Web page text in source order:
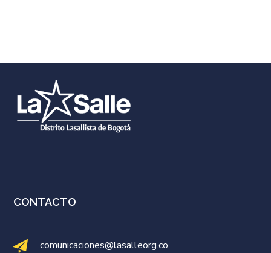
CONTACTO
comunicaciones@lasalleorg.co